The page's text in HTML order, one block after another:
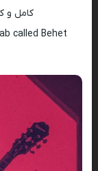
کامل و کیفیت
called Behet